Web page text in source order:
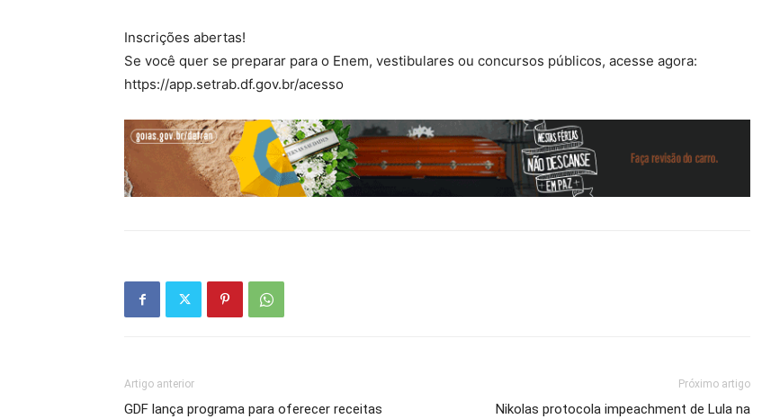
Inscrições abertas!
Se você quer se preparar para o Enem, vestibulares ou concursos públicos, acesse agora:
https://app.setrab.df.gov.br/acesso
Artigo anterior
GDF lança programa para oferecer receitas
Próximo artigo
Nikolas protocola impeachment de Lula na